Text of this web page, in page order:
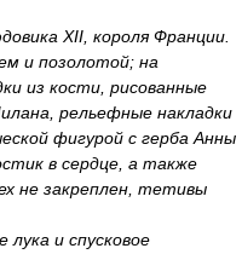
XII, короля Франции.
и позолотой; на
из кости, рисованные
рельефные накладки
фигурой с герба Анны
в сердце, а также
не закреплен, тетивы
лука и спусковое